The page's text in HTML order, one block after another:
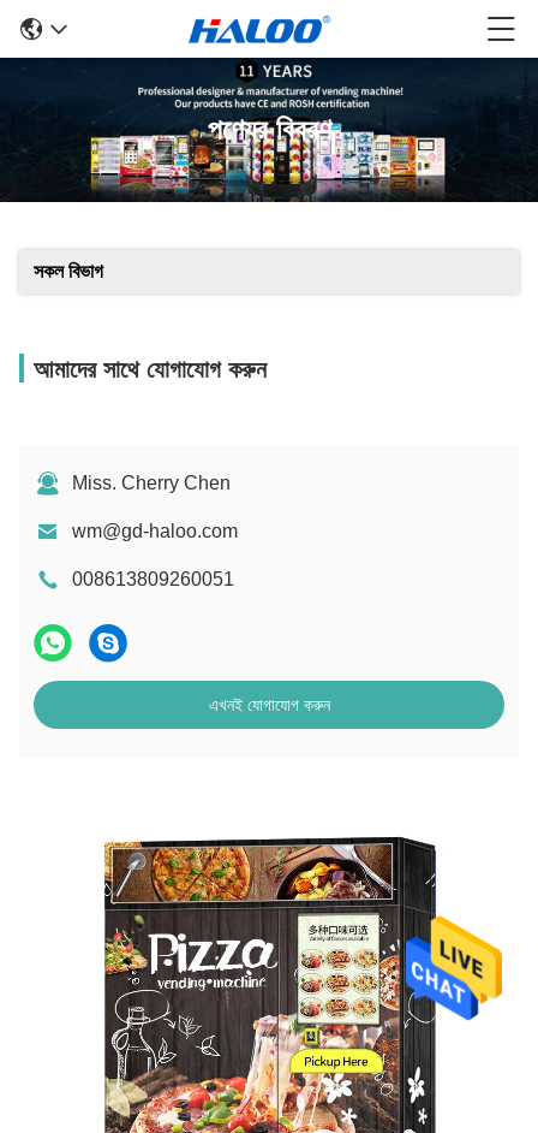
পণ্যের বিবরণ
সকল বিভাগ
আমাদের সাথে যোগাযোগ করুন
Miss. Cherry Chen
wm@gd-haloo.com
008613809260051
এখনই যোগাযোগ করুন